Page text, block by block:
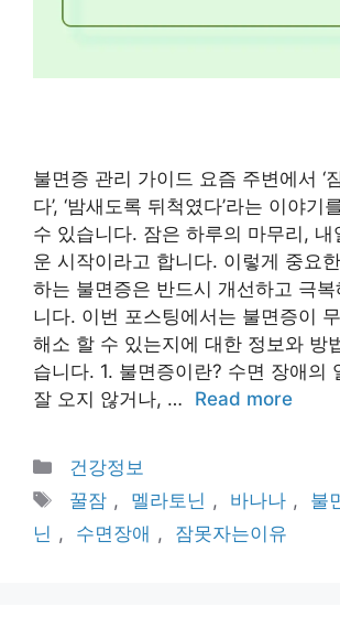
불면증 관리 가이드 요즘 주변에서 ‘
다’, ‘밤새도록 뒤척였다’라는 이야기
수 있습니다. 잠은 하루의 마무리, 내
운 시작이라고 합니다. 이렇게 중요
하는 불면증은 반드시 개선하고 극
니다. 이번 포스팅에서는 불면증이
해소 할 수 있는지에 대한 정보와 방
습니다. 1. 불면증이란? 수면 장애의
잘 오지 않거나, …
Read more
Categories
건강정보
Tags
꿀잠 , 멜라토닌 , 바나나 , 불
닌 , 수면장애 , 잠못자는이유